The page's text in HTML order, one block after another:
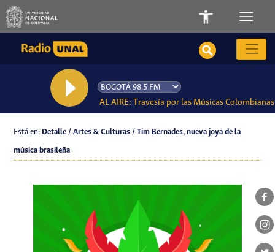
AL AIRE: Travesía por las Músicas Colombianas
Está en: Detalle / Artes & Culturas / Tim Bernades, nueva joya de la
música brasileña